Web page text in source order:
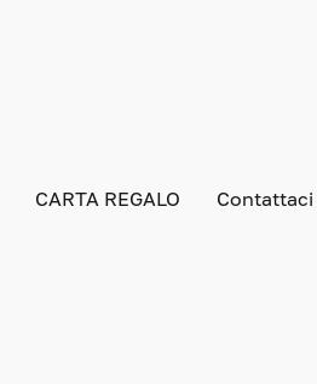
CARTA REGALO Contattaci